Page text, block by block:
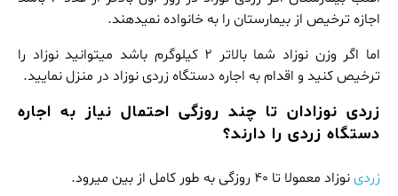
اجازه ترخیص از بیمارستان را به خانواده نمیدهند.
اما اگر وزن نوزاد شما بالاتر 2 کیلوگرم باشد میتوانید نوزاد را
ترخیص کنید و اقدام به اجاره دستگاه زردی نوزاد در منزل نمایید.
زردی نوزادان تا چند روزگی احتمال نیاز به اجاره
دستگاه زردی را دارند؟
زردی نوزاد معمولا تا 40 روزگی به طور کامل از بین میرود.